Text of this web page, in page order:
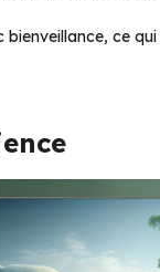
ce